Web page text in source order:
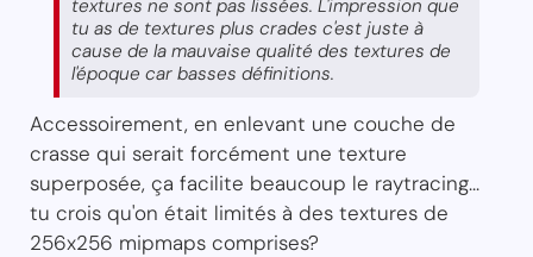
textures ne sont pas lissées. L'impression que
tu as de textures plus crades c'est juste à
cause de la mauvaise qualité des textures de
l'époque car basses définitions.
Accessoirement, en enlevant une couche de
crasse qui serait forcément une texture
superposée, ça facilite beaucoup le raytracing...
tu crois qu'on était limités à des textures de
256x256 mipmaps comprises?